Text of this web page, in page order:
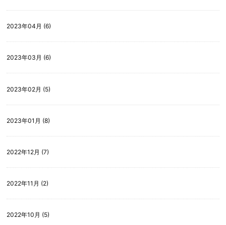
2023年04月 (6)
2023年03月 (6)
2023年02月 (5)
2023年01月 (8)
2022年12月 (7)
2022年11月 (2)
2022年10月 (5)